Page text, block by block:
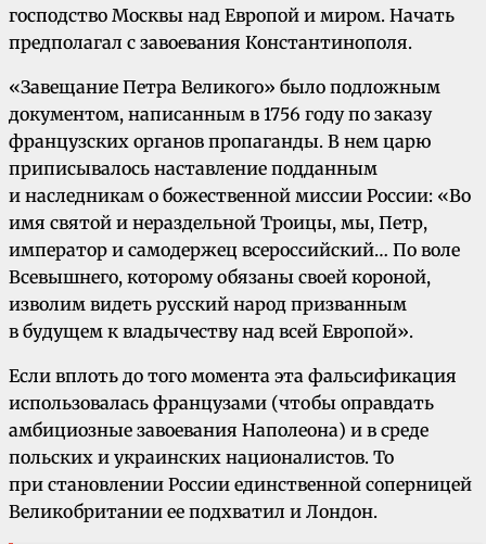
господство Москвы над Европой и миром. Начать
предполагал с завоевания Константинополя.
«Завещание Петра Великого» было подложным
документом, написанным в 1756 году по заказу
французских органов пропаганды. В нем царю
приписывалось наставление подданным
и наследникам о божественной миссии России: «Во
имя святой и нераздельной Троицы, мы, Петр,
император и самодержец всероссийский… По воле
Всевышнего, которому обязаны своей короной,
изволим видеть русский народ призванным
в будущем к владычеству над всей Европой».
Если вплоть до того момента эта фальсификация
использовалась французами (чтобы оправдать
амбициозные завоевания Наполеона) и в среде
польских и украинских националистов. То
при становлении России единственной соперницей
Великобритании ее подхватил и Лондон.